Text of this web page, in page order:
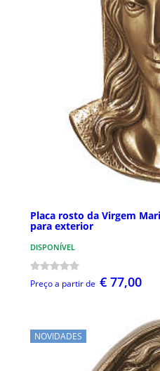
Placa rosto da Virgem
para exterior
DISPONÍVEL
Preço a partir de € 77,00
NOVIDADES